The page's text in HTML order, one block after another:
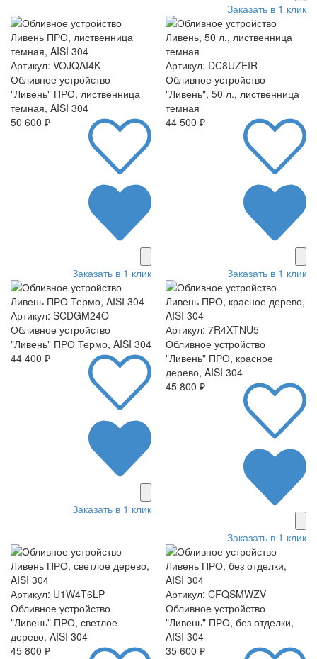
Заказать в 1 клик
Артикул: VOJQAI4K
Обливное устройство
"Ливень" ПРО, лиственница
темная, AISI 304
50 600 ₽
Заказать в 1 клик
Артикул: DC8UZEIR
Обливное устройство
"Ливень", 50 л., лиственница
темная
44 500 ₽
Заказать в 1 клик
Артикул: SCDGM24O
Обливное устройство
"Ливень" ПРО Термо, AISI 304
44 400 ₽
Заказать в 1 клик
Артикул: 7R4XTNU5
Обливное устройство
"Ливень" ПРО, красное
дерево, AISI 304
45 800 ₽
Заказать в 1 клик
Артикул: U1W4T6LP
Обливное устройство
"Ливень" ПРО, светлое
дерево, AISI 304
45 800 ₽
Артикул: CFQSMWZV
Обливное устройство
"Ливень" ПРО, без отделки,
AISI 304
35 600 ₽